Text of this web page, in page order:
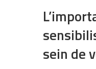
sein de